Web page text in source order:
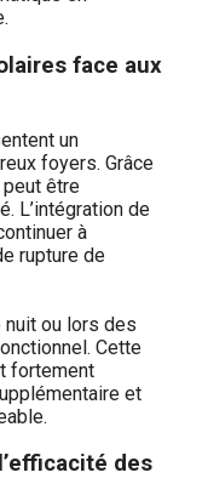
face aux
un
foyers. Grâce
être
L’intégration de
à
rupture de
nuit ou lors des
Cette
fortement
et
des